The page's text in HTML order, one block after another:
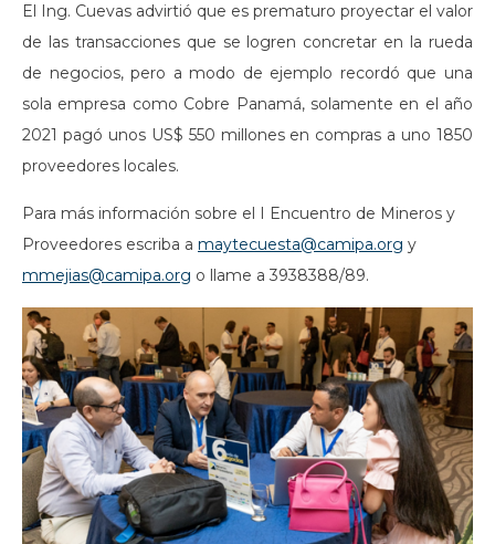
El Ing. Cuevas advirtió que es prematuro proyectar el valor
de las transacciones que se logren concretar en la rueda
de negocios, pero a modo de ejemplo recordó que una
sola empresa como Cobre Panamá, solamente en el año
2021 pagó unos US$ 550 millones en compras a uno 1850
proveedores locales.
Para más información sobre el I Encuentro de Mineros y
Proveedores escriba a maytecuesta@camipa.org y
mmejias@camipa.org o llame a 3938388/89.